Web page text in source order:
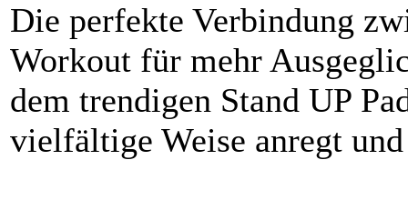
Die perfekte Verbindung
Workout für mehr
dem trendigen Stand UP
vielfältige Weise anregt